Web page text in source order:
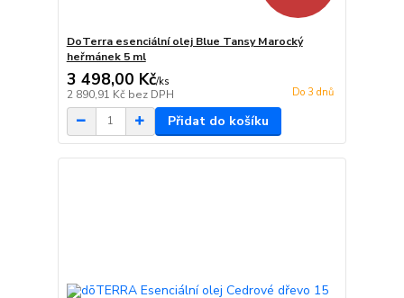
DoTerra esenciální olej Blue Tansy Marocký
heřmánek 5 ml
3 498,00 Kč/ks
2 890,91 Kč bez DPH Do 3 dnů
Přidat do košíku